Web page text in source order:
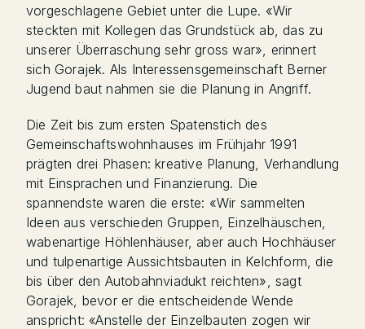
vorgeschlagene Gebiet unter die Lupe. «Wir
steckten mit Kollegen das Grundstück ab, das zu
unserer Überraschung sehr gross war», erinnert
sich Gorajek. Als Interessensgemeinschaft Berner
Jugend baut nahmen sie die Planung in Angriff.
Die Zeit bis zum ersten Spatenstich des
Gemeinschaftswohnhauses im Frühjahr 1991
prägten drei Phasen: kreative Planung, Verhandlung
mit Einsprachen und Finanzierung. Die
spannendste waren die erste: «Wir sammelten
Ideen aus verschieden Gruppen, Einzelhäuschen,
wabenartige Höhlenhäuser, aber auch Hochhäuser
und tulpenartige Aussichtsbauten in Kelchform, die
bis über den Autobahnviadukt reichten», sagt
Gorajek, bevor er die entscheidende Wende
anspricht: «Anstelle der Einzelbauten zogen wir